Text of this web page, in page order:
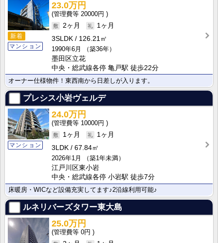
新着
マンション
23.0万円
20000円
2ヶ月
1ヶ月
3SLDK
126.21㎡
1990年6月
（築36年）
墨田区立花
中央・総武線各停 亀戸駅 徒歩22分
オーナー仕様物件！東西南から日差しが入ります。
プレシス小岩ヴェルデ
マンション
24.0万円
10000円
1ヶ月
1ヶ月
3LDK
67.84㎡
2026年1月
（築1年未満）
江戸川区東小岩
中央・総武線各停 小岩駅 徒歩7分
床暖房・WICなど設備充実してます♪2沿線利用可能♪
ルネリバーズタワー東大島
25.0万円
0円